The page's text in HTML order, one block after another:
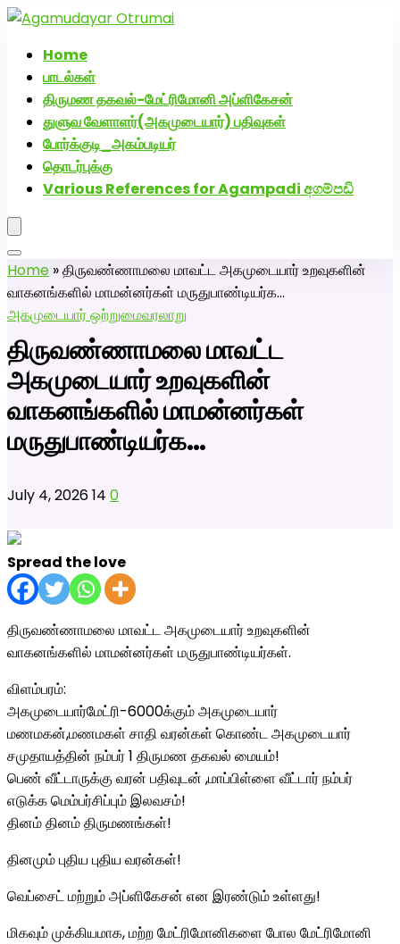
Home
பாடல்கள்
திருமண தகவல்-மேட்ரிமோனி அப்ளிகேசன்
துளுவ வேளாளர்(அகமுடையார்) பதிவுகள்
போர்க்குடி_அகம்படியர்
தொடர்புக்கு
Various References for Agampadi අගම්පඩි
Home »திருவண்ணாமலை மாவட்ட அகமுடையார் உறவுகளின்
வாகனங்களில் மாமன்னர்கள் மருதுபாண்டியர்க…
அகமுடையார் ஒற்றுமைவரலாறு
திருவண்ணாமலை மாவட்ட
அகமுடையார் உறவுகளின்
வாகனங்களில் மாமன்னர்கள்
மருதுபாண்டியர்க…
July 4, 202614 0
Spread the love
திருவண்ணாமலை மாவட்ட அகமுடையார் உறவுகளின்
வாகனங்களில் மாமன்னர்கள் மருதுபாண்டியர்கள்.
விளம்பரம்:
அகமுடையார்மேட்ரி-6000க்கும் அகமுடையார்
மணமகன்,மணமகள் சாதி வரன்கள் கொண்ட அகமுடையார்
சமுதாயத்தின் நம்பர் 1 திருமண தகவல் மையம்!
பெண் வீட்டாருக்கு வரன் பதிவுடன் ,மாப்பிள்ளை வீட்டார் நம்பர்
எடுக்க மெம்பர்சிப்பும் இலவசம்!
தினம் தினம் திருமணங்கள்!
தினமும் புதிய புதிய வரன்கள்!
வெப்சைட் மற்றும் அப்ளிகேசன் என இரண்டும் உள்ளது!
மிகவும் முக்கியமாக, மற்ற மேட்ரிமோனிகளை போல மேட்ரிமோனி
அகமுடையார் திருமண வரன்களுக்கு அகமுடையார்மேட்ரி-